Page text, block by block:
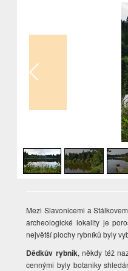
Mezi Slavonicemi a
archeologické lokality je
největší plochy rybníků byly
Dědkův rybník, někdy též
cennými byly botaniky